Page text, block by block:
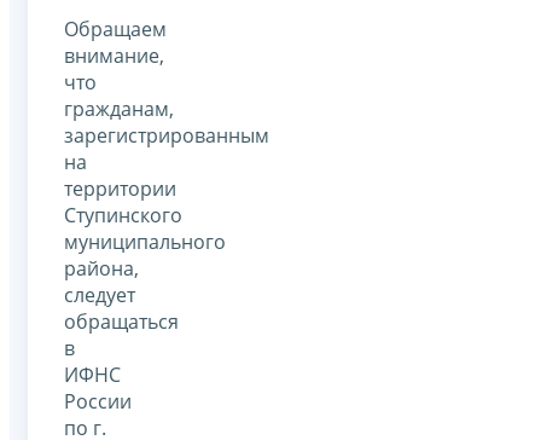
Обращаем
внимание,
что
гражданам,
зарегистрированным
на
территории
Ступинского
муниципального
района,
следует
обращаться
в
ИФНС
России
по г.